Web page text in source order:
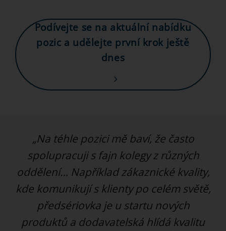
Podívejte se na aktuální nabídku
pozic a udělejte první krok ještě
dnes
„Na téhle pozici mě baví, že často
spolupracuji s fajn kolegy z různých
oddělení… Například zákaznické kvality,
kde komunikují s klienty po celém světě,
předsériovka je u startu nových
produktů a dodavatelská hlídá kvalitu